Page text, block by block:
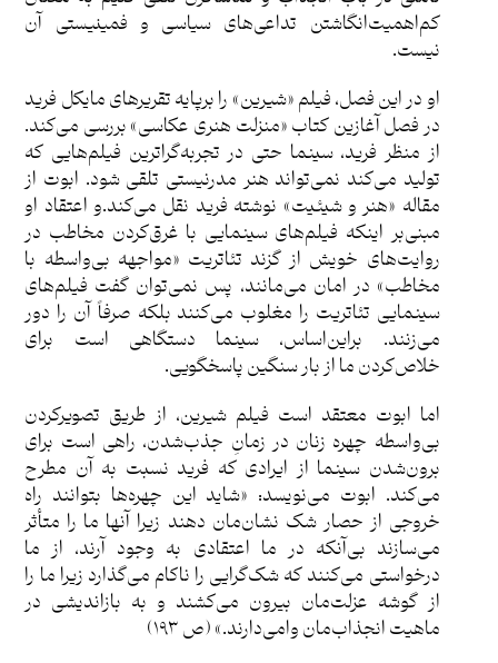
کم‌اهمیت‌انگاشتن تداعی‌های سیاسی و فمینیستی آن
نیست.
او در این فصل، فیلم «شیرین» را برپایه تقریرهای مایکل فرید
در فصل آغازین کتاب «منزلت هنری عکاسی» بررسی می‌کند.
از منظر فرید، سینما حتی در تجربه‌گراترین فیلم‌هایی که
تولید می‌کند نمی‌تواند هنر مدرنیستی تلقی شود. ابوت از
مقاله «هنر و شیئیت» نوشته فرید نقل می‌کند.و اعتقاد او
مبنی‌بر اینکه فیلم‌های سینمایی با غرق‌کردن مخاطب در
روایت‌های خویش از گزند تئاتریت «مواجهه بی‌واسطه با
مخاطب» در امان می‌مانند، پس نمی‌توان گفت فیلم‌های
سینمایی تئاتریت را مغلوب می‌کنند بلکه صرفاً آن را دور
می‌زنند. بر‌این‌اساس، سینما دستگاهی است برای
خلاص‌کردن ما از بار سنگین پاسخگویی.
اما ابوت معتقد است فیلم شیرین، از طریق تصویرکردن
بی‌واسطه چهره زنان در زمانِ جذب‌شدن، راهی است برای
برون‌شدن سینما از ایرادی که فرید نسبت به آن مطرح
می‌کند. ابوت می‌نویسد: «شاید این چهره‌ها بتوانند راه
خروجی از حصار شک نشان‌مان دهند زیرا آنها ما را متأثر
می‌سازند بی‌آنکه در ما اعتقادی به وجود آرند، از ما
درخواستی می‌کنند که شک‌گرایی را ناکام می‌گذارد زیرا ما را
از گوشه عزلت‌مان بیرون می‌کشند و به بازاندیشی در
ماهیت انجذاب‌مان وامی‌دارند.» (ص ١٩٣)